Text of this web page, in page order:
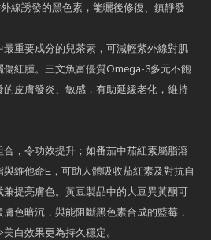
線誘發的黑色素，能曬後修復、鎮靜發
最重要成分的兒茶素，可減輕紫外線對肌
傷紅腫。三文魚富優質Omega-3多元不飽
皮膚發炎、敏感，有助延緩老化，維持
，令功效提升；如番茄中茄紅素屬脂溶
維他命E，可助人體吸收茄紅素及對抗自
提亮膚色。黃豆製品中的大豆異黃酮可
色暗沉，與能阻斷黑色素合成的藍莓，
白效果更為持久穩定。